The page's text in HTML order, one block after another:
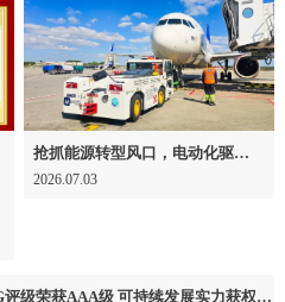
抢抓能源转型风口，电动化驱动威海广泰欧洲业务腾飞
2026.07.03
喜报！威海广泰ESG评级荣获AAA级 可持续发展实力获权威认可